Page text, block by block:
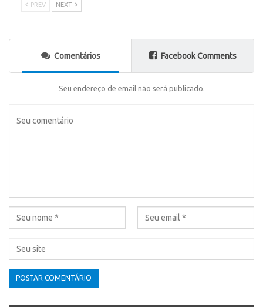
PREV NEXT
Comentários Facebook Comments
Seu endereço de email não será publicado.